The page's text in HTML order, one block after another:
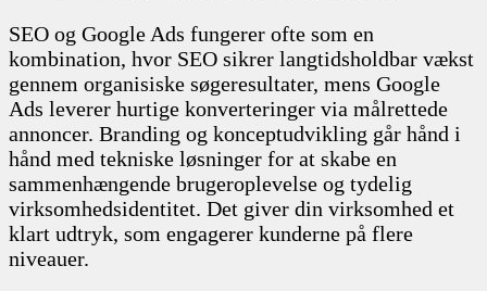
SEO og Google Ads fungerer ofte som en
kombination, hvor SEO sikrer langtidsholdbar vækst
gennem organisiske søgeresultater, mens Google
Ads leverer hurtige konverteringer via målrettede
annoncer. Branding og konceptudvikling går hånd i
hånd med tekniske løsninger for at skabe en
sammenhængende brugeroplevelse og tydelig
virksomhedsidentitet. Det giver din virksomhed et
klart udtryk, som engagerer kunderne på flere
niveauer.